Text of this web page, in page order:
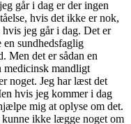
går i dag er der ingen
hvis det ikke er nok,
jeg går i dag. Det er
sundhedsfaglig
Men det er sådan en
medicinsk mandligt
noget. Jeg har læst det
hvis jeg kommer i dag
mig at oplyse om det.
ikke lægge noget om